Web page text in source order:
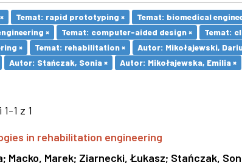
Temat: rapid prototyping ×
Temat: biomedical
×
Temat: computer-aided design ×
Temat:
×
Temat: rehabilitation × Autor: Mikołajewski,
Autor: Stańczak, Sonia × Autor: Mikołajewska, Emilia ×
1 z 1
in rehabilitation engineering
; Macko, Marek; Ziarnecki, Łukasz; Stańczak,